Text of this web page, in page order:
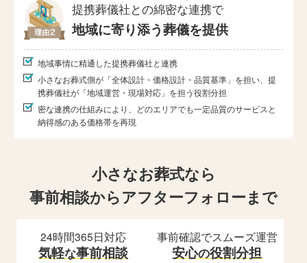
提携葬儀社との綿密な連携で
地域に寄り添う葬儀を提供
地域事情に精通した提携葬儀社と連携
小さなお葬式側が「全体設計・価格設計・品質基準」を担い、提
携葬儀社が「地域運営・現場対応」を担う役割分担
密な連携の仕組みにより、どのエリアでも一定品質のサービスと
納得感のある価格帯を再現
小さなお葬式なら
事前相談からアフターフォローまで
24時間365日対応
気軽な事前相談
事前確認でスムーズ運営
安心の役割分担